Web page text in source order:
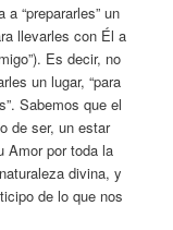
“prepararles” un
llevarles con Él a
Es decir, no
un lugar, “para
Sabemos que el
de ser, un estar
Amor por toda la
divina, y
de lo que nos